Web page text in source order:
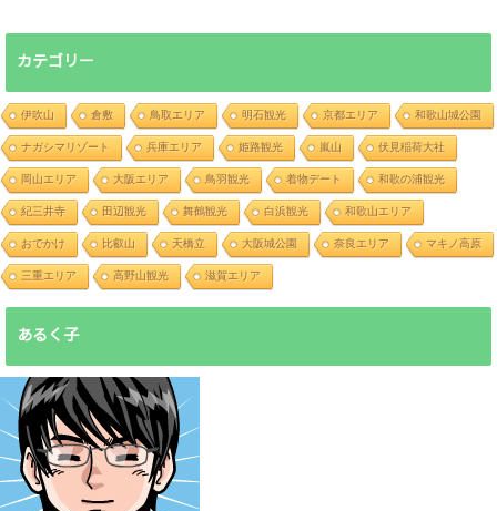
カテゴリー
伊吹山 倉敷 鳥取エリア 明石観光 京都エリア 和歌山城公園
ナガシマリゾート 兵庫エリア 姫路観光 嵐山 伏見稲荷大社
岡山エリア 大阪エリア 鳥羽観光 着物デート 和歌の浦観光
紀三井寺 田辺観光 舞鶴観光 白浜観光 和歌山エリア
おでかけ 比叡山 天橋立 大阪城公園 奈良エリア マキノ高原
三重エリア 高野山観光 滋賀エリア
あるく子